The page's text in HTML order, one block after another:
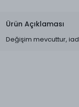
Ürün Açıklaması
Değişim mevcuttur,